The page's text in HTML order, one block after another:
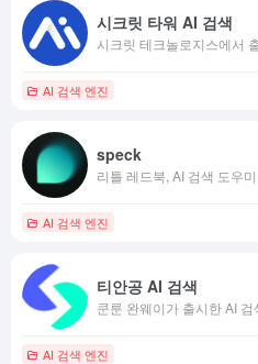
시크릿 타워 AI 검색
시크릿 테크놀로지스에서
AI 검색 엔진
speck
리틀 레드북, AI 검색 도우
AI 검색 엔진
티안공 AI 검색
쿤룬 완웨이가 출시한 AI 검
AI 검색 엔진